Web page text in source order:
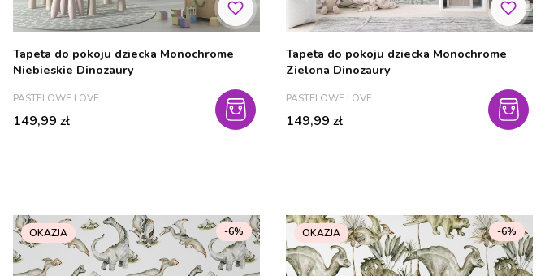
Tapeta do pokoju dziecka Monochrome
Niebieskie Dinozaury
PRODUCENT
PASTELOWE LOVE
Cena
149,99 zł
Tapeta do pokoju dziecka Monochrome
Zielona Dinozaury
PRODUCENT
PASTELOWE LOVE
Cena
149,99 zł
OKAZJA -6% OKAZJA -6%